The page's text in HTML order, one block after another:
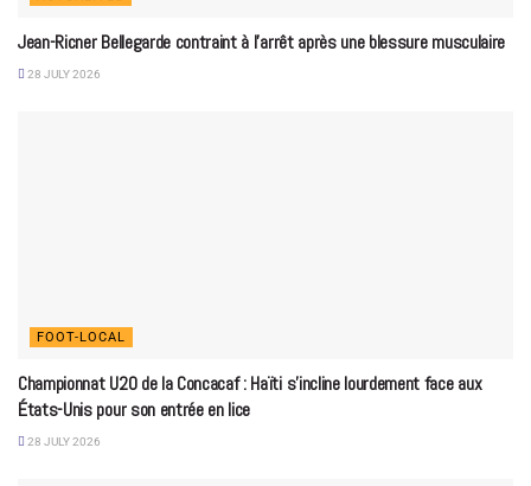
Jean-Ricner Bellegarde contraint à l’arrêt après une blessure musculaire
28 JULY 2026
FOOT-LOCAL
Championnat U20 de la Concacaf : Haïti s’incline lourdement face aux
États-Unis pour son entrée en lice
28 JULY 2026